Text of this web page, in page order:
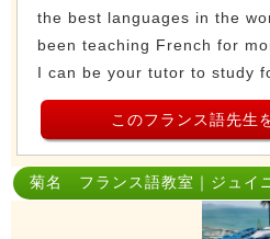
the best languages in the
been teaching French for
I can be your tutor to study
このフランス語先生
菊名 フランス語教室｜ジュイ